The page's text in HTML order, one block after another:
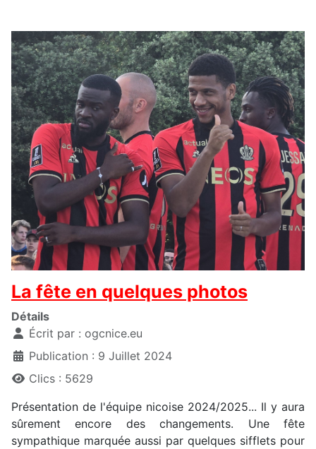
La fête en quelques photos
Détails
Écrit par : ogcnice.eu
Publication : 9 Juillet 2024
Clics : 5629
Présentation de l'équipe nicoise 2024/2025... Il y aura
sûrement encore des changements. Une fête
sympathique marquée aussi par quelques sifflets pour